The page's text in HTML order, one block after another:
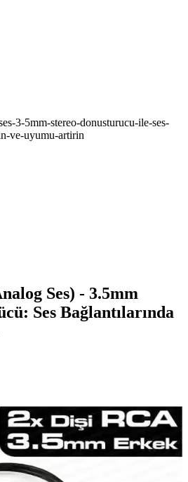
3-5mm-stereo-donusturucu-ile-ses-
ve-uyumu-artirin
Ses) - 3.5mm
Ses Bağlantılarında